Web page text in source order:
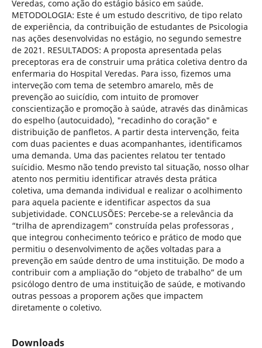
Veredas, como ação do estágio básico em saúde.
METODOLOGIA: Este é um estudo descritivo, de tipo relato
de experiência, da contribuição de estudantes de Psicologia
nas ações desenvolvidas no estágio, no segundo semestre
de 2021. RESULTADOS: A proposta apresentada pelas
preceptoras era de construir uma prática coletiva dentro da
enfermaria do Hospital Veredas. Para isso, fizemos uma
interveção com tema de setembro amarelo, mês de
prevenção ao suicídio, com intuito de promover
conscientização e promoção à saúde, através das dinâmicas
do espelho (autocuidado), "recadinho do coração" e
distribuição de panfletos. A partir desta intervenção, feita
com duas pacientes e duas acompanhantes, identificamos
uma demanda. Uma das pacientes relatou ter tentado
suícidio. Mesmo não tendo previsto tal situação, nosso olhar
atento nos permitiu identificar através desta prática
coletiva, uma demanda individual e realizar o acolhimento
para aquela paciente e identificar aspectos da sua
subjetividade. CONCLUSÕES: Percebe-se a relevância da
“trilha de aprendizagem” construída pelas professoras ,
que integrou conhecimento teórico e prático de modo que
permitiu o desenvolvimento de ações voltadas para a
prevenção em saúde dentro de uma instituição. De modo a
contribuir com a ampliação do “objeto de trabalho” de um
psicólogo dentro de uma instituição de saúde, e motivando
outras pessoas a proporem ações que impactem
diretamente o coletivo.
Downloads